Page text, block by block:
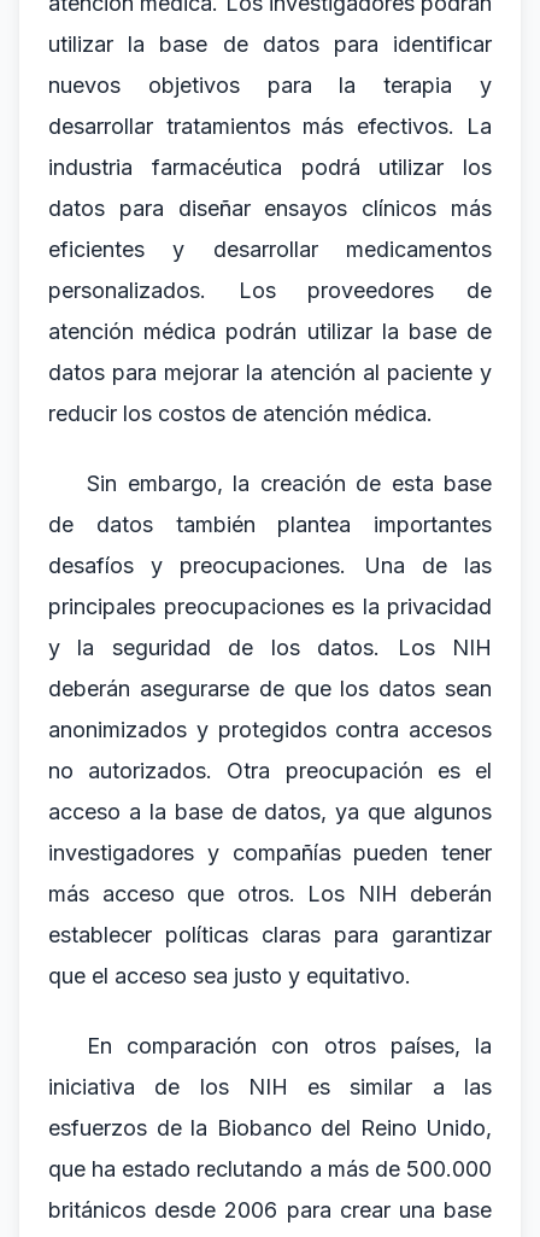
utilizar la base de datos para identificar
nuevos objetivos para la terapia y
desarrollar tratamientos más efectivos. La
industria farmacéutica podrá utilizar los
datos para diseñar ensayos clínicos más
eficientes y desarrollar medicamentos
personalizados. Los proveedores de
atención médica podrán utilizar la base de
datos para mejorar la atención al paciente y
reducir los costos de atención médica.
Sin embargo, la creación de esta base
de datos también plantea importantes
desafíos y preocupaciones. Una de las
principales preocupaciones es la privacidad
y la seguridad de los datos. Los NIH
deberán asegurarse de que los datos sean
anonimizados y protegidos contra accesos
no autorizados. Otra preocupación es el
acceso a la base de datos, ya que algunos
investigadores y compañías pueden tener
más acceso que otros. Los NIH deberán
establecer políticas claras para garantizar
que el acceso sea justo y equitativo.
En comparación con otros países, la
iniciativa de los NIH es similar a las
esfuerzos de la Biobanco del Reino Unido,
que ha estado reclutando a más de 500.000
británicos desde 2006 para crear una base